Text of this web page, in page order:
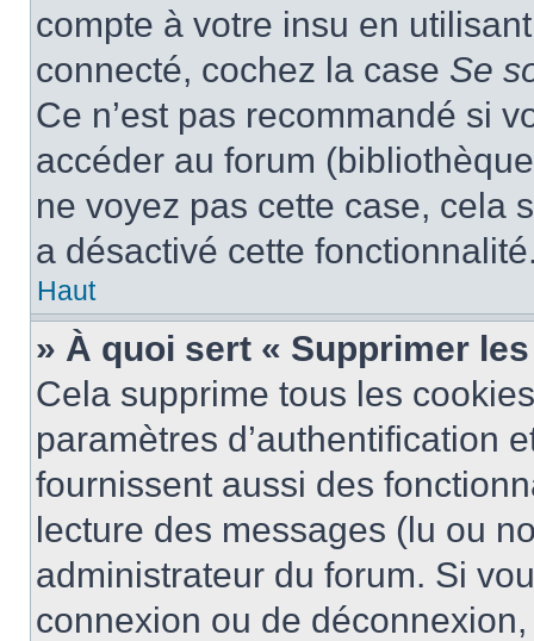
compte à votre insu en
connecté, cochez la case Se
Ce n’est pas recommandé si
accéder au forum
ne voyez pas cette case, cela
a désactivé cette
Haut
» À quoi sert « Supprimer
Cela supprime tous les
paramètres d’authentification
fournissent aussi des
lecture des messages (lu ou
administrateur du forum. Si
connexion ou de